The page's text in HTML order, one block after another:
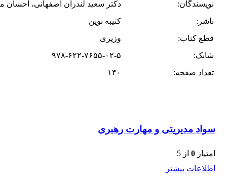
نویسندگان:
دکتر سعید لندران اصفهانی، احسان
ناشر:
کتیبه نوین
قطع کتاب:
وزیری
شابک:
۹۷۸-۶۲۲-۷۶۵۵-۰۲-۵
تعداد صفحه:
۱۴۰
سواد مدیریتی و مهارت رهبری
امتیاز 0 از 5
اطلاعات بیشتر